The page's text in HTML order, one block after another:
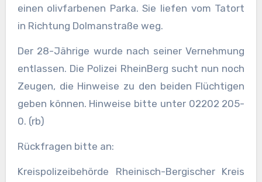
einen olivfarbenen Parka. Sie liefen vom Tatort
in Richtung Dolmanstraße weg.
Der 28-Jährige wurde nach seiner Vernehmung
entlassen. Die Polizei RheinBerg sucht nun noch
Zeugen, die Hinweise zu den beiden Flüchtigen
geben können. Hinweise bitte unter 02202 205-
0. (rb)
Rückfragen bitte an:
Kreispolizeibehörde Rheinisch-Bergischer Kreis